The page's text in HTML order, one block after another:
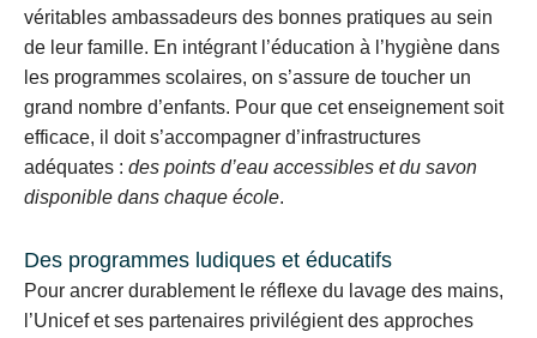
véritables ambassadeurs des bonnes pratiques au sein
de leur famille. En intégrant l’éducation à l’hygiène dans
les programmes scolaires, on s’assure de toucher un
grand nombre d’enfants. Pour que cet enseignement soit
efficace, il doit s’accompagner d’infrastructures
adéquates : des points d’eau accessibles et du savon
disponible dans chaque école.
Des programmes ludiques et éducatifs
Pour ancrer durablement le réflexe du lavage des mains,
l’Unicef et ses partenaires privilégient des approches